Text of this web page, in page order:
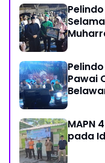
Pawai
MAPN
pada